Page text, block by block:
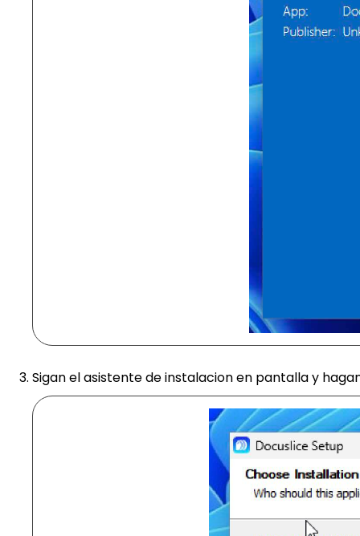
Sigan el asistente de instalacion en pantalla y